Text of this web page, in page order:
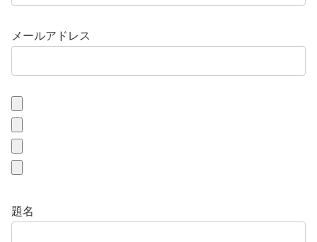
メールアドレス
題名